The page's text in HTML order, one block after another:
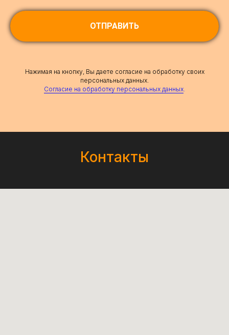
ОТПРАВИТЬ
Нажимая на кнопку, Вы даете согласие на обработку своих
персональных данных.
Согласие на обработку персональных данных
Контакты